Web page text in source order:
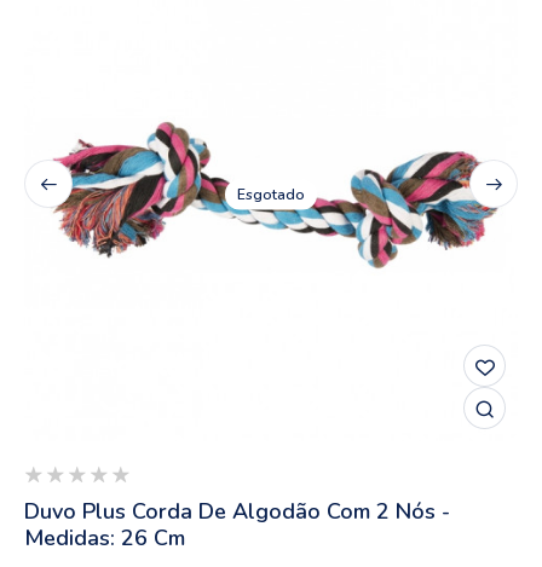
Esgotado
Duvo Plus Corda De Algodão Com 2 Nós -
Medidas: 26 Cm